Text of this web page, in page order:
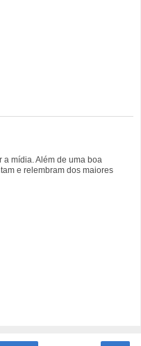
a mídia. Além de uma boa
e relembram dos maiores